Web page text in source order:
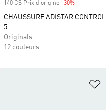
140 C$ Prix d'origine -30%
CHAUSSURE ADISTAR CONTROL
5
Originals
12 couleurs